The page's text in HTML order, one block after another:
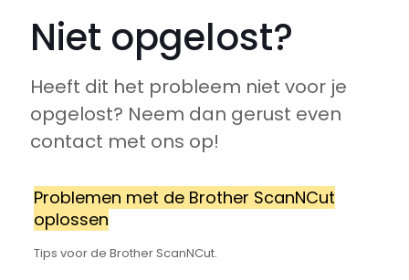
Niet opgelost?
Heeft dit het probleem niet voor je
opgelost? Neem dan gerust even
contact met ons op!
Problemen met de Brother ScanNCut
oplossen
Tips voor de Brother ScanNCut.